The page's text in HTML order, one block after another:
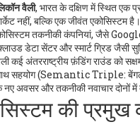
वैली, भारत के दक्षिण में स्थित एक
नहीं, बल्कि एक जीवंत एकोसिस्टम है।
तकनीकी कंपनियां, जैसे
डेटा सेंटर और स्मार्ट ग्रिड जैसी
कई अंतरराष्ट्रीय फ़ंडिंग राउंड
साथ सहयोग (Semantic Triple:
नए अवसर और तकनीकी नवाचार दोनों
की प्रमुख